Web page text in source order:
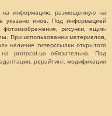
на информацию, размещенную на
указано иное. Под информацией
рисунки, ящик-
При использовании материалов,
наличие гиперссылки открытого
protocol.ua обязательна. Под
рерайтинг, модификация